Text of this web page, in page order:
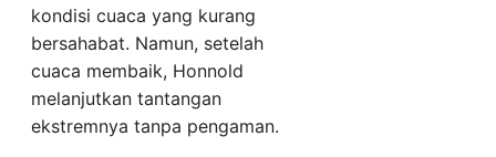
kondisi cuaca yang kurang
bersahabat. Namun, setelah
cuaca membaik, Honnold
melanjutkan tantangan
ekstremnya tanpa pengaman.